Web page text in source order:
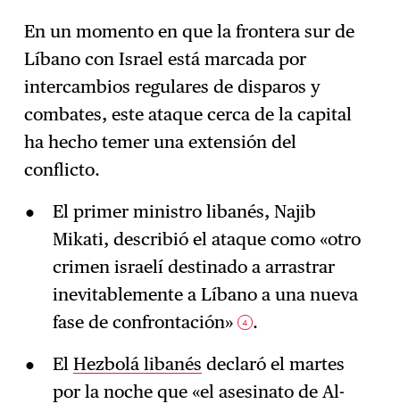
En un momento en que la frontera sur de
Líbano con Israel está marcada por
intercambios regulares de disparos y
combates, este ataque cerca de la capital
ha hecho temer una extensión del
conflicto.
El primer ministro libanés, Najib
Mikati, describió el ataque como «otro
crimen israelí destinado a arrastrar
inevitablemente a Líbano a una nueva
fase de confrontación»
4 .
El Hezbolá libanés declaró el martes
por la noche que «el asesinato de Al-